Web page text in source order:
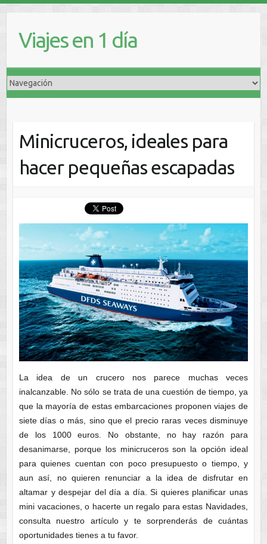
Viajes en 1 día
Minicruceros, ideales para
hacer pequeñas escapadas
La idea de un crucero nos parece muchas veces
inalcanzable. No sólo se trata de una cuestión de tiempo, ya
que la mayoría de estas embarcaciones proponen viajes de
siete días o más, sino que el precio raras veces disminuye
de los 1000 euros. No obstante, no hay razón para
desanimarse, porque los minicruceros son la opción ideal
para quienes cuentan con poco presupuesto o tiempo, y
aun así, no quieren renunciar a la idea de disfrutar en
altamar y despejar del día a día. Si quieres planificar unas
mini vacaciones, o hacerte un regalo para estas Navidades,
consulta nuestro artículo y te sorprenderás de cuántas
oportunidades tienes a tu favor.